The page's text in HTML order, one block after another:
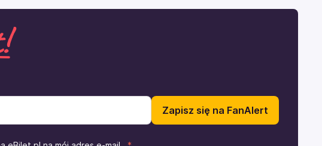
Zapisz się na FanAlert